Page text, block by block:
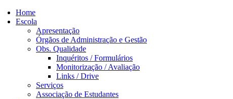
Home
Escola
Apresentação
Órgãos de Administração e Gestão
Obs. Qualidade
Inquéritos / Formulários
Monitorização / Avaliação
Links / Drive
Serviços
Associação de Estudantes